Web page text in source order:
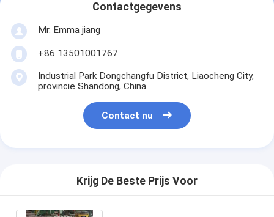
Contactgegevens
Mr. Emma jiang
+86 13501001767
Industrial Park Dongchangfu District, Liaocheng City,
provincie Shandong, China
Contact nu
Krijg De Beste Prijs Voor